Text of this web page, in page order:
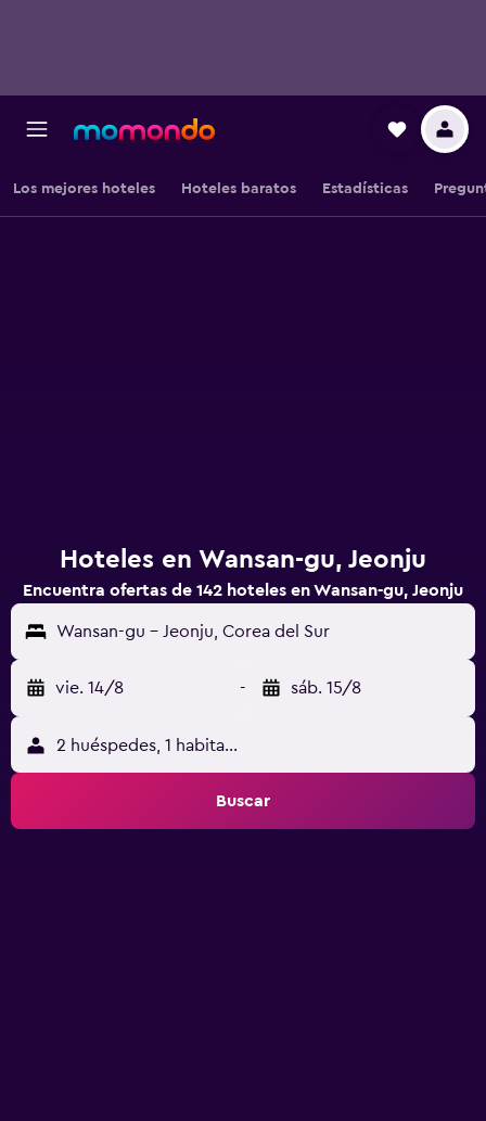
Los mejores hoteles Hoteles baratos Estadísticas
Hoteles en Wansan-gu, Jeonju
Encuentra ofertas de 142 hoteles en Wansan-gu, Jeonju
Wansan-gu - Jeonju, Corea del Sur
vie. 14/8 - sáb. 15/8
2 huéspedes, 1 habitación
Buscar